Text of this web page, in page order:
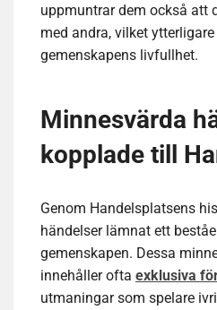
uppmuntrar dem också att
med andra, vilket
gemenskapens livfullhet.
Minnesvärda
kopplade till
Genom Handelsplatsens
händelser lämnat ett
gemenskapen. Dessa
innehåller ofta exklusiva
utmaningar som spelare